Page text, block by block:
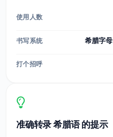
使用人数
书写系统 希腊字
打个招呼
准确转录 希腊语 的提示